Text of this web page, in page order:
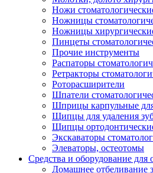
Ножи
Ножницы
Ножницы
Пинцеты
Прочие инструменты
Распаторы
Ретракторы
Роторасширители
Шпатели
Шприцы карпульные для
Щипцы для удаления
Щипцы
Экскаваторы
Элеваторы, остеотомы
Средства и оборудование для
Домашнее отбеливание